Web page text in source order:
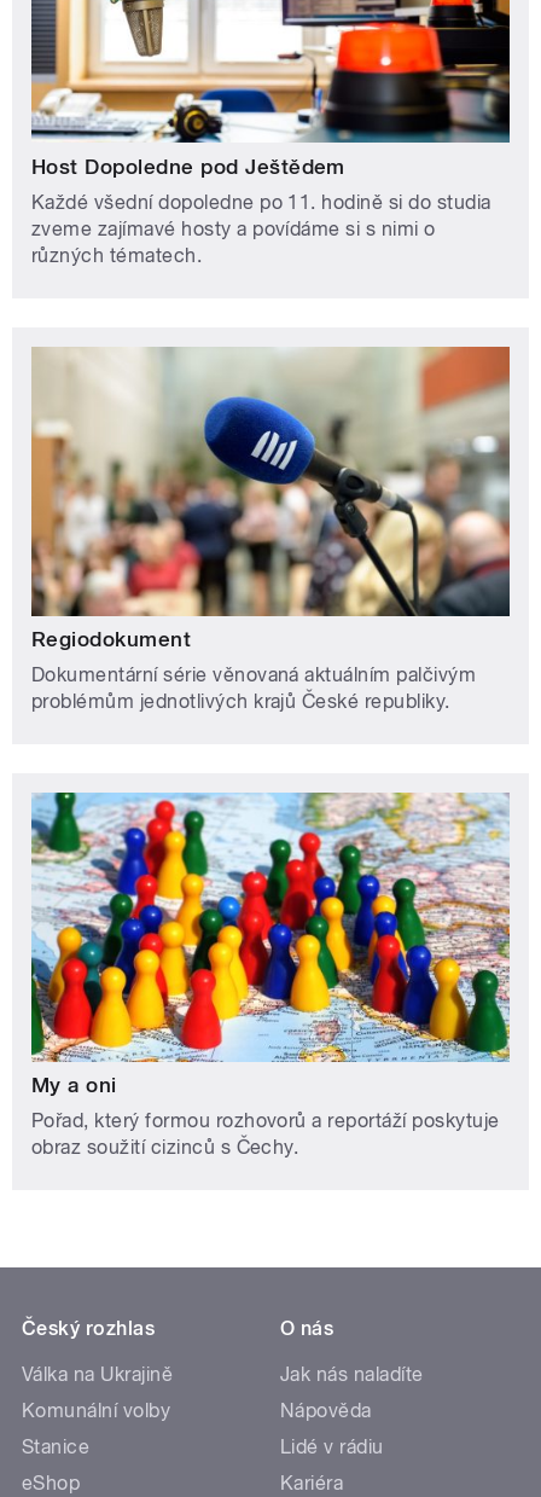
Host Dopoledne pod Ještědem
Každé všední dopoledne po 11. hodině si do studia
zveme zajímavé hosty a povídáme si s nimi o
různých tématech.
Regiodokument
Dokumentární série věnovaná aktuálním palčivým
problémům jednotlivých krajů České republiky.
My a oni
Pořad, který formou rozhovorů a reportáží poskytuje
obraz soužití cizinců s Čechy.
Český rozhlas
Válka na Ukrajině
Komunální volby
Stanice
eShop
O nás
Jak nás naladíte
Nápověda
Lidé v rádiu
Kariéra